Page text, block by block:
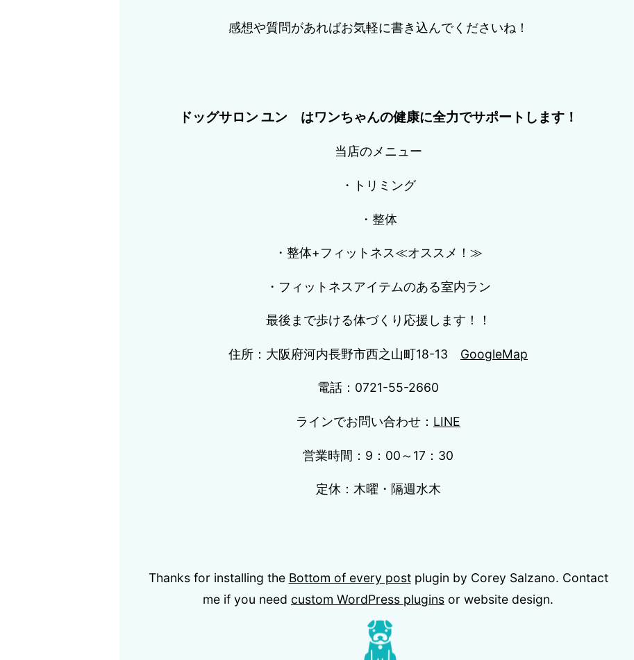
感想や質問があればお気軽に書き込んでくださいね！
ドッグサロン ユン はワンちゃんの健康に全力でサポートします！
当店のメニュー
・トリミング
・整体
・整体+フィットネス≪オススメ！≫
・フィットネスアイテムのある室内ラン
最後まで歩ける体づくり応援します！！
住所：大阪府河内長野市西之山町18-13 GoogleMap
電話：0721-55-2660
ラインでお問い合わせ： LINE
営業時間：9：00～17：30
定休：木曜・隔週水木
Thanks for installing the Bottom of every postplugin by Corey Salzano. Contact
me if you need custom WordPress plugins or website design.